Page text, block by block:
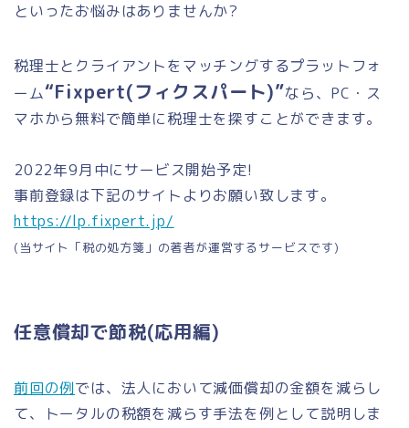
といったお悩みはありませんか?
税理士とクライアントをマッチングするプラットフォ
ーム“Fixpert(フィクスパート)”なら、PC・ス
マホから無料で簡単に税理士を探すことができます。
2022年9月中にサービス開始予定!
事前登録は下記のサイトよりお願い致します。
https://lp.fixpert.jp/
(当サイト「税の処方箋」の著者が運営するサービスです)
任意償却で節税(応用編)
前回の例では、法人において減価償却の金額を減らし
て、トータルの税額を減らす手法を例として説明しま